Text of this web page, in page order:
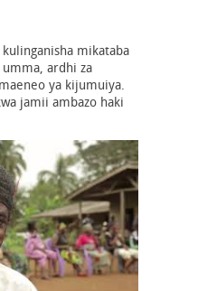
mikataba
ardhi za
ya kijumuiya.
jamii ambazo haki